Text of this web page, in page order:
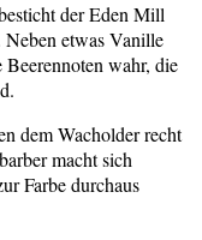
der Eden Mill
Neben etwas Vanille
wahr, die
dem Wacholder recht
macht sich
Farbe durchaus